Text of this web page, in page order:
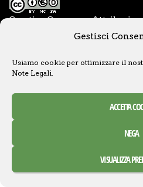
Gestisci
Usiamo cookie per ottimizzare il
Note Legali.
ACCETTA
NEGA
VISUALIZZA
Creative Commons